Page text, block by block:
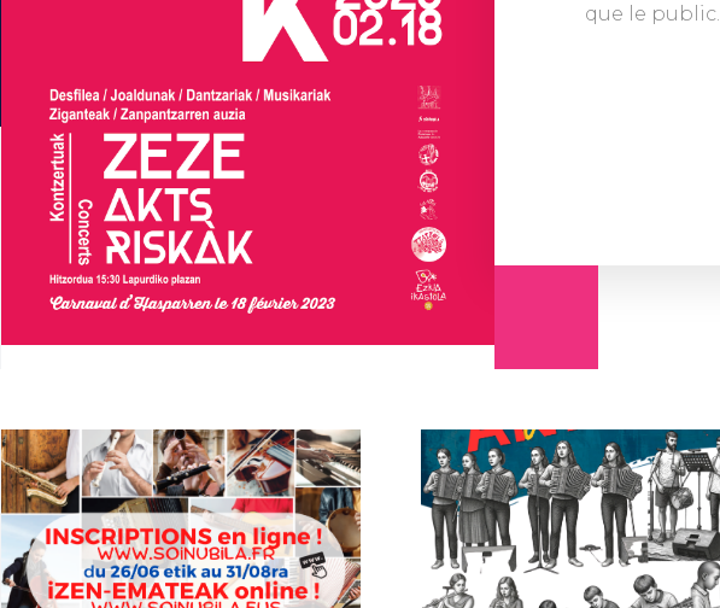
que le public.